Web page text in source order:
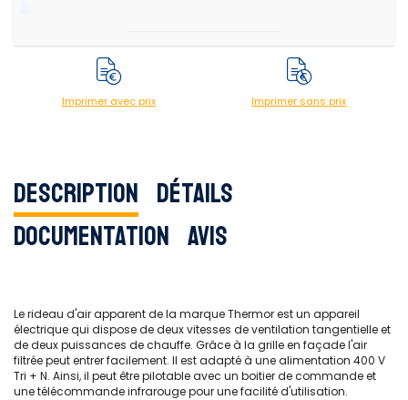
Imprimer avec prix Imprimer sans prix
Description Détails
Documentation Avis
Le rideau d'air apparent de la marque Thermor est un appareil
électrique qui dispose de deux vitesses de ventilation tangentielle et
de deux puissances de chauffe. Grâce à la grille en façade l'air
filtrée peut entrer facilement. Il est adapté à une alimentation 400 V
Tri + N. Ainsi, il peut être pilotable avec un boitier de commande et
une télécommande infrarouge pour une facilité d'utilisation.